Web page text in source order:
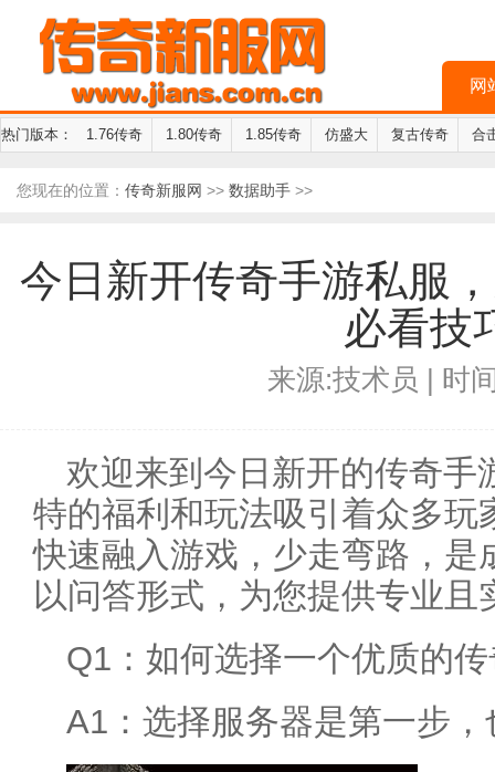
网
热门版本： 1.76传奇 1.80传奇 1.85传奇 仿盛大 复古传奇 合
您现在的位置： 传奇新服网 >> 数据助手 >>
今日新开传奇手游私服
必看技
来源:技术员 | 时
欢迎来到今日新开的传奇手
特的福利和玩法吸引着众多玩
快速融入游戏，少走弯路，是
以问答形式，为您提供专业
Q1：如何选择一个优质的
A1：选择服务器是第一步